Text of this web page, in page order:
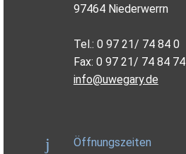
97464 Niederwerrn
Tel.: 0 97 21/ 74 84 0
Fax: 0 97 21/ 74 84 74
info@uwegary.de
Öffnungszeiten